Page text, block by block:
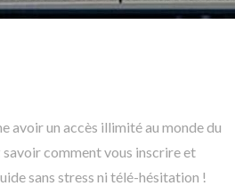
avoir un accès illimité au monde du
comment vous inscrire et
sans stress ni télé-hésitation !